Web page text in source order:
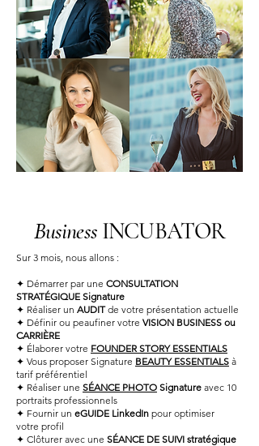
BusinessINCUBATOR
Sur 3 mois, nous allons :
✦ Démarrer par une CONSULTATION
STRATÉGIQUE Signature
✦ Réaliser un AUDITde votre présentation actuelle
✦ Définir ou peaufiner votre VISION BUSINESS ou
CARRIÈRE
✦ Élaborer votre FOUNDER STORY ESSENTIALS
✦ Vous proposer Signature BEAUTY ESSENTIALS à
tarif préférentiel
✦ Réaliser une SÉANCE PHOTO Signature avec 10
portraits professionnels
✦ Fournir un eGUIDE LinkedIn pour optimiser
votre profil
✦ Clôturer avec une SÉANCE DE SUIVI stratégique